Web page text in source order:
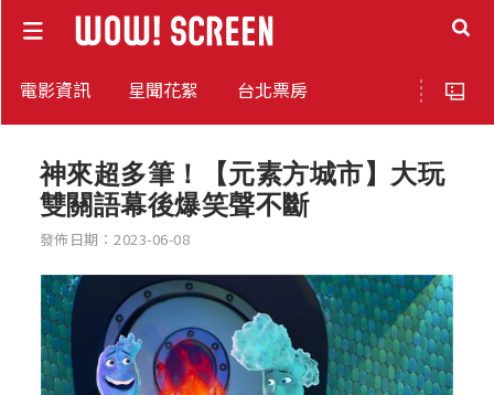
電影資訊 星聞花絮 台北票房
神來超多筆！【元素方城市】大玩
雙關語幕後爆笑聲不斷
發佈日期：2023-06-08